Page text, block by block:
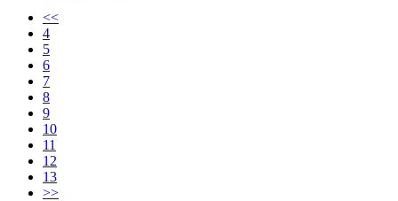
<<
4
5
6
7
8
9
10
11
12
13
>>